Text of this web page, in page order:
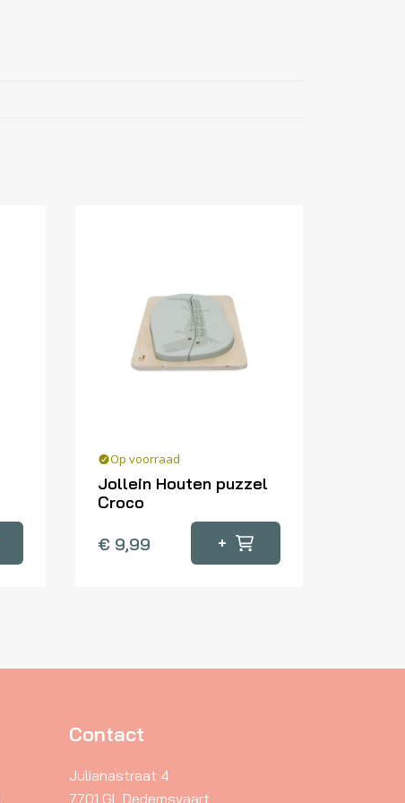
Op voorraad
Jollein Houten puzzel
Croco
€ 9,99 +
Contact
Julianastraat 4
7701 GL Dedemsvaart